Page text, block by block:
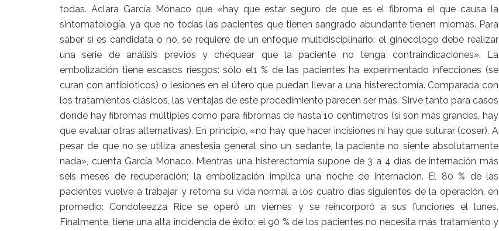
todas. Aclara García Mónaco que «hay que estar seguro de que es el fibroma el que causa la
sintomatología, ya que no todas las pacientes que tienen sangrado abundante tienen miomas. Para
saber si es candidata o no, se requiere de un enfoque multidisciplinario: el ginecólogo debe realizar
una serie de análisis previos y chequear que la paciente no tenga contraindicaciones». La
embolización tiene escasos riesgos: sólo el1 % de las pacientes ha experimentado infecciones (se
curan con antibióticos) o lesiones en el útero que puedan llevar a una histerectomía. Comparada con
los tratamientos clásicos, las ventajas de este procedimiento parecen ser más. Sirve tanto para casos
donde hay fibromas múltiples como para fibromas de hasta 10 centímetros (si son más grandes, hay
que evaluar otras alternativas). En principio, «no hay que hacer incisiones ni hay que suturar (coser). A
pesar de que no se utiliza anestesia general sino un sedante, la paciente no siente absolutamente
nada», cuenta García Mónaco. Mientras una histerectomía supone de 3 a 4 días de internación más
seis meses de recuperación; la embolización implica una noche de internación. El 80 % de las
pacientes vuelve a trabajar y retorna su vida normal a los cuatro días siguientes de la operación, en
promedio: Condoleezza Rice se operó un viernes y se reincorporó a sus funciones el lunes.
Finalmente, tiene una alta incidencia de éxito: el 90 % de los pacientes no necesita más tratamiento y